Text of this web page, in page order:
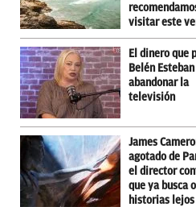
visitar este
El dinero que
Belén
abandonar la
televisión
James
agotado de
el director
que ya busca
historias lejos